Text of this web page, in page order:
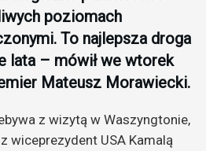
poziomach
To najlepsza droga
lata – mówił we wtorek
Mateusz Morawiecki.
z wizytą w Waszyngtonie,
wiceprezydent USA Kamalą